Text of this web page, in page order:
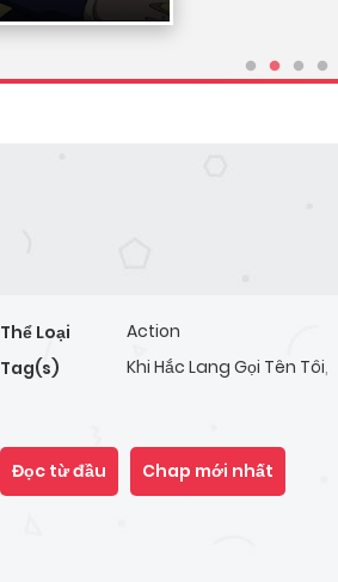
Thể Loại
Action
Tag(s)
Khi Hắc Lang Gọi Tên Tôi,
Đọc từ đầu Chap mới nhất